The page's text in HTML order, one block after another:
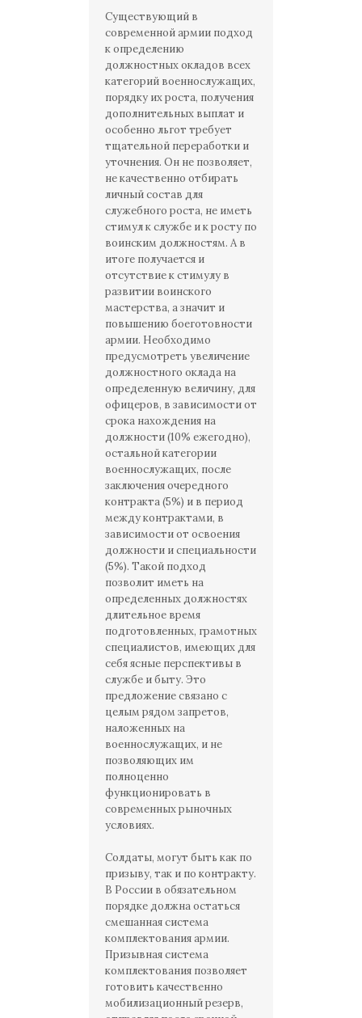
Существующий в
современной армии подход
к определению
должностных окладов всех
категорий военнослужащих,
порядку их роста, получения
дополнительных выплат и
особенно льгот требует
тщательной переработки и
уточнения. Он не позволяет,
не качественно отбирать
личный состав для
служебного роста, не иметь
стимул к службе и к росту по
воинским должностям. А в
итоге получается и
отсутствие к стимулу в
развитии воинского
мастерства, а значит и
повышению боеготовности
армии. Необходимо
предусмотреть увеличение
должностного оклада на
определенную величину, для
офицеров, в зависимости от
срока нахождения на
должности (10% ежегодно),
остальной категории
военнослужащих, после
заключения очередного
контракта (5%) и в период
между контрактами, в
зависимости от освоения
должности и специальности
(5%). Такой подход
позволит иметь на
определенных должностях
длительное время
подготовленных, грамотных
специалистов, имеющих для
себя ясные перспективы в
службе и быту. Это
предложение связано с
целым рядом запретов,
наложенных на
военнослужащих, и не
позволяющих им
полноценно
функционировать в
современных рыночных
условиях.
Солдаты, могут быть как по
призыву, так и по контракту.
В России в обязательном
порядке должна остаться
смешанная система
комплектования армии.
Призывная система
комплектования позволяет
готовить качественно
мобилизационный резерв,